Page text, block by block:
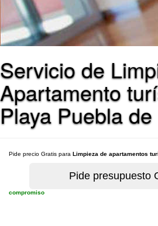
Servicio de
Apartamento
Playa Puebla
Pide precio Gratis para Limpieza de apartamentos
compromiso